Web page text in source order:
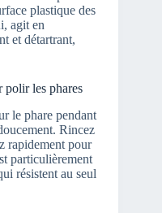
plastique des
agit en
et détartrant,
polir les phares
le phare pendant
Rincez
rapidement pour
particulièrement
résistent au seul